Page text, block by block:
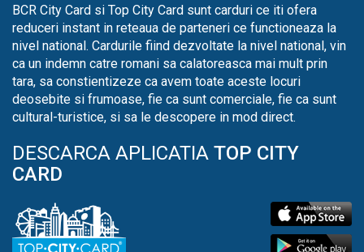
BCR City Card si Top City Card sunt carduri ce iti ofera
reduceri instant in reteaua de parteneri ce functioneaza la
nivel national. Cardurile fiind dezvoltate la nivel national, vin
ca un indemn catre romani sa calatoreasca mai mult prin
tara, sa constientizeze ca avem toate aceste locuri
deosebite si frumoase, fie ca sunt comerciale, fie ca sunt
cultural-turistice, si sa le descopere in mod direct.
DESCARCA APLICATIA TOP CITY
CARD